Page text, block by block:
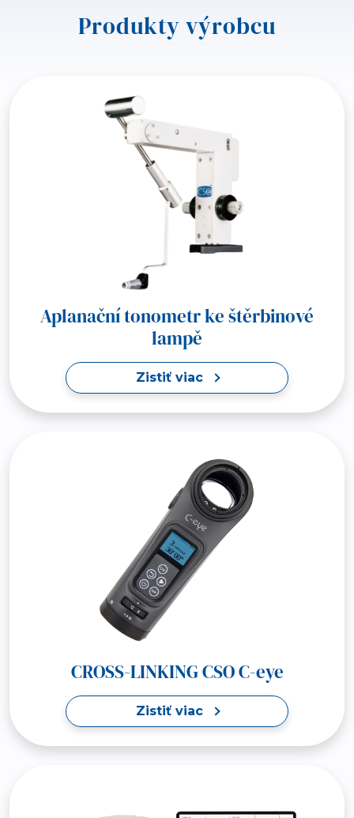
Produkty výrobcu
Aplanační tonometr ke štěrbinové
lampě
Zistiť viac
CROSS-LINKING CSO C-eye
Zistiť viac